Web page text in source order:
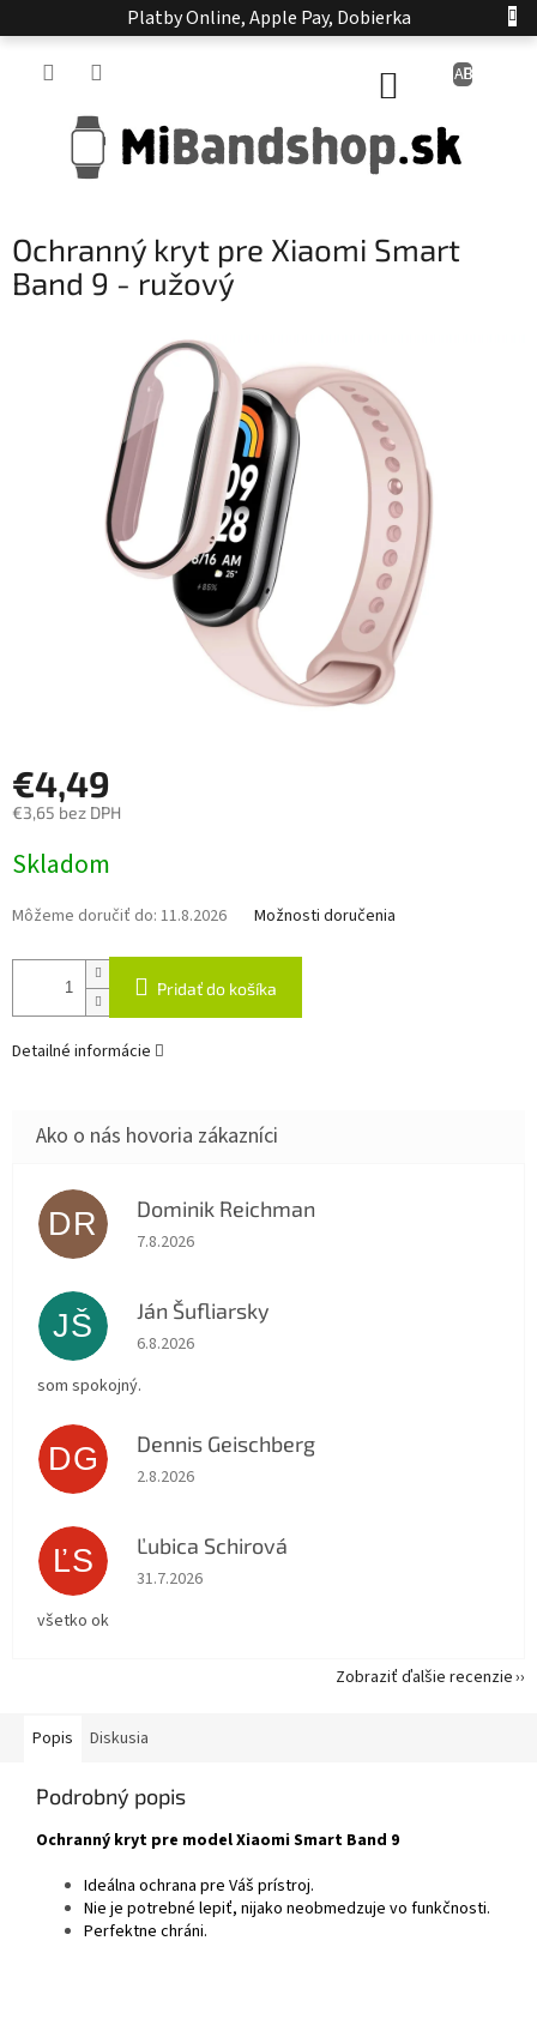
na
Platby Online, Apple Pay, Dobierka
NÁKUPNÝ
Ochranný kryt pre Xiaomi Smart
Band 9 - ružový
€4,49
€3,65 bez DPH
cena:
Skladom
Môžeme doručiť do: 11.8.2026 Možnosti doručenia
Pridať do košíka
Detailné informácie
Popis Diskusia
Podrobný popis
Ochranný kryt pre model Xiaomi Smart Band 9
Ideálna ochrana pre Váš prístroj.
Nie je potrebné lepiť, nijako neobmedzuje vo funkčnosti.
Perfektne chráni.
DR Dominik Reichman
Hodnotenie obchodu je 5 z 5 hviezdičiek.
7.8.2026
JŠ Ján Šufliarsky
Hodnotenie obchodu je 5 z 5 hviezdičiek.
6.8.2026
som spokojný.
DG Dennis Geischberg
Hodnotenie obchodu je 5 z 5 hviezdičiek.
2.8.2026
ĽS Ľubica Schirová
Hodnotenie obchodu je 5 z 5 hviezdičiek.
31.7.2026
všetko ok
Zobraziť ďalšie recenzie